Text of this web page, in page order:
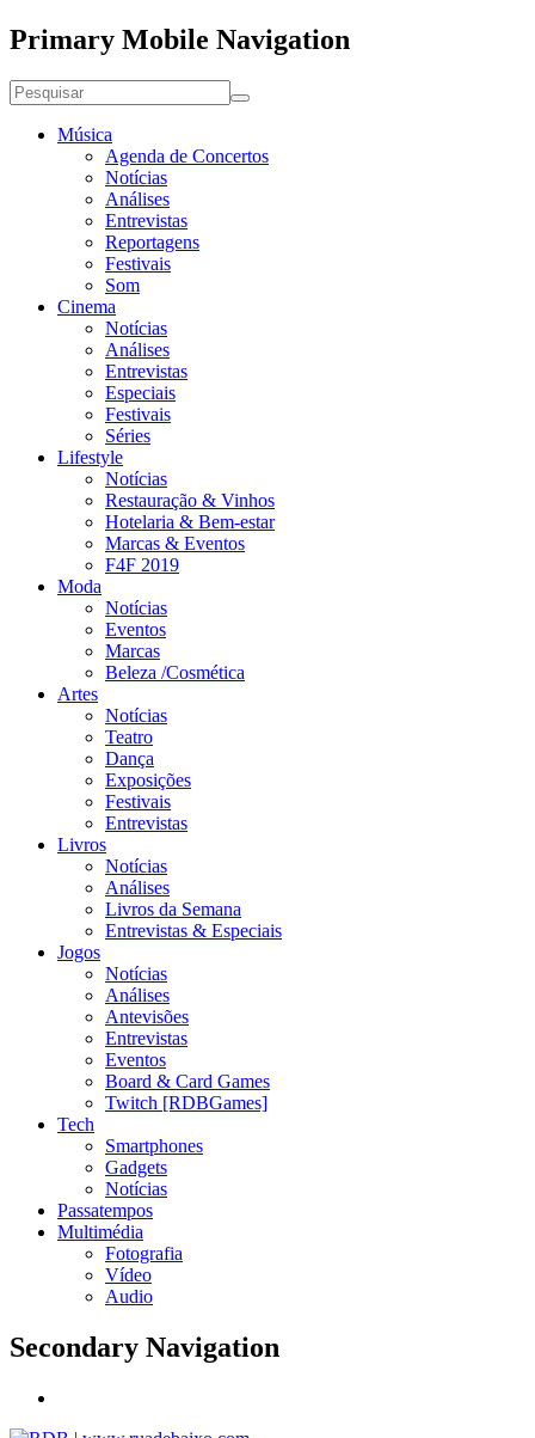
Primary Mobile Navigation
Música
Agenda de Concertos
Notícias
Análises
Entrevistas
Reportagens
Festivais
Som
Cinema
Notícias
Análises
Entrevistas
Especiais
Festivais
Séries
Lifestyle
Notícias
Restauração & Vinhos
Hotelaria & Bem-estar
Marcas & Eventos
F4F 2019
Moda
Notícias
Eventos
Marcas
Beleza /Cosmética
Artes
Notícias
Teatro
Dança
Exposições
Festivais
Entrevistas
Livros
Notícias
Análises
Livros da Semana
Entrevistas & Especiais
Jogos
Notícias
Análises
Antevisões
Entrevistas
Eventos
Board & Card Games
Twitch [RDBGames]
Tech
Smartphones
Gadgets
Notícias
Passatempos
Multimédia
Fotografia
Vídeo
Audio
Secondary Navigation